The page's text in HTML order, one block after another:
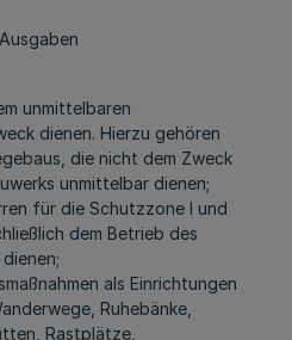
unmittelbaren
dienen. Hierzu gehören
die nicht dem Zweck
unmittelbar dienen;
für die Schutzzone I und
dem Betrieb des
als Einrichtungen
Ruhebänke,
Rastplätze,